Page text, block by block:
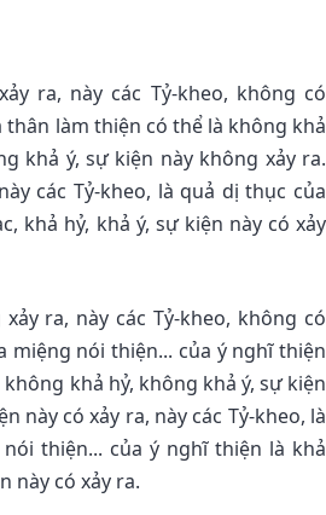
ra, này các Tỷ-kheo, không có
thân làm thiện có thể là không khả
khả ý, sự kiện này không xảy ra.
các Tỷ-kheo, là quả dị thục của
khả hỷ, khả ý, sự kiện này có xảy
ra, này các Tỷ-kheo, không có
miệng nói thiện... của ý nghĩ thiện
khả hỷ, không khả ý, sự kiện
này có xảy ra, này các Tỷ-kheo, là
thiện... của ý nghĩ thiện là khả
này có xảy ra.